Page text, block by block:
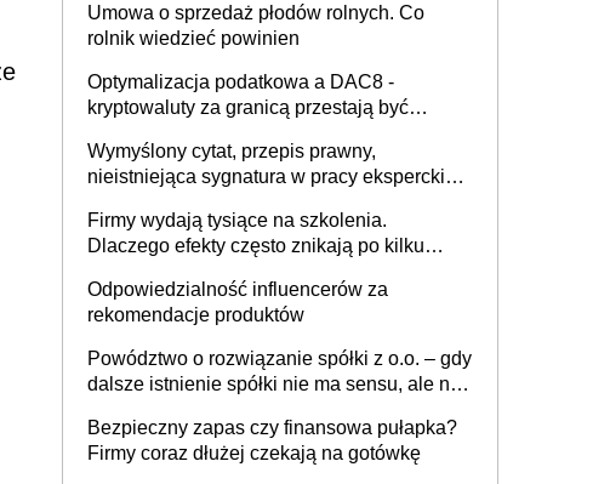
Umowa o sprzedaż płodów rolnych. Co
rolnik wiedzieć powinien
Optymalizacja podatkowa a DAC8 -
kryptowaluty za granicą przestają być
Wymyślony cytat, przepis prawny,
nieistniejąca sygnatura w pracy eksperckiej -
firmie
Firmy wydają tysiące na szkolenia.
Dlaczego efekty często znikają po kilku
Odpowiedzialność influencerów za
rekomendacje produktów
Powództwo o rozwiązanie spółki z o.o. – gdy
dalsze istnienie spółki nie ma sensu, ale nie
Bezpieczny zapas czy finansowa pułapka?
Firmy coraz dłużej czekają na gotówkę